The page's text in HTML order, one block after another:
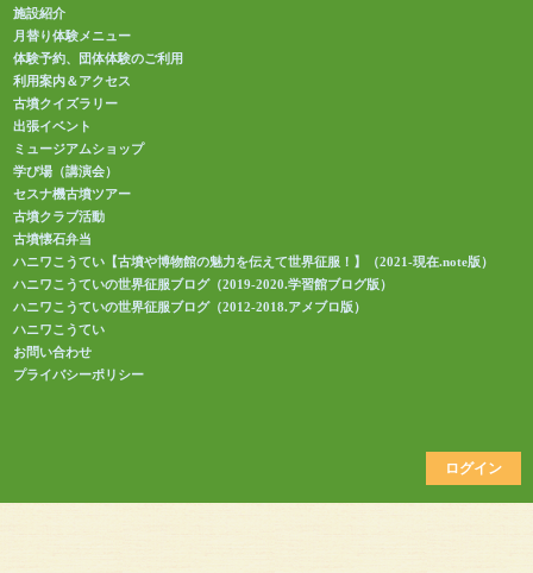
施設紹介
月替り体験メニュー
体験予約、団体体験のご利用
利用案内＆アクセス
古墳クイズラリー
出張イベント
ミュージアムショップ
学び場（講演会）
セスナ機古墳ツアー
古墳クラブ活動
古墳懐石弁当
ハニワこうてい【古墳や博物館の魅力を伝えて世界征服！】（2021-現在.note版）
ハニワこうていの世界征服ブログ（2019-2020.学習館ブログ版）
ハニワこうていの世界征服ブログ（2012-2018.アメブロ版）
ハニワこうてい
お問い合わせ
プライバシーポリシー
ログイン